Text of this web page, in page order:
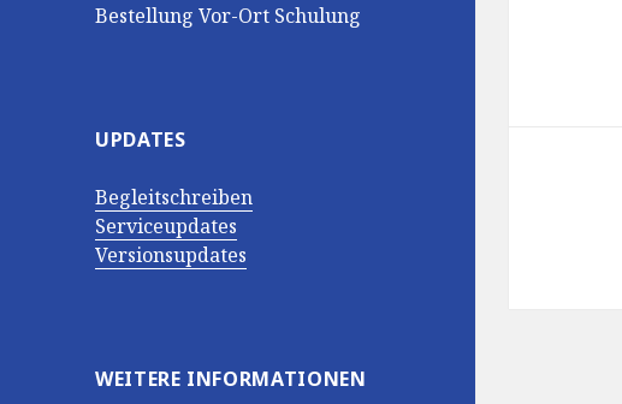
Bestellung Vor-Ort Schulung
UPDATES
Begleitschreiben
Serviceupdates
Versionsupdates
WEITERE INFORMATIONEN